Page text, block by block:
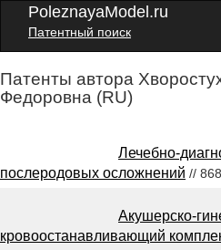
PoleznayaModel.ru
Патентный поиск
Патенты автора
Федоровна (RU)
Лечебно-
послеродовых осложнений //
Акушерско-
кровоостанавливающий